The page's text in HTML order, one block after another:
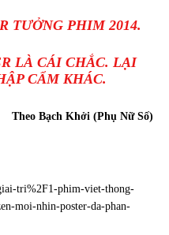
TƯỞNG PHIM 2014.
LÀ CÁI CHẮC. LẠI
CẨM KHÁC.
Theo Bạch Khởi (Phụ Nữ Số)
tri%2F1-phim-viet-thong-
moi-nhin-poster-da-phan-